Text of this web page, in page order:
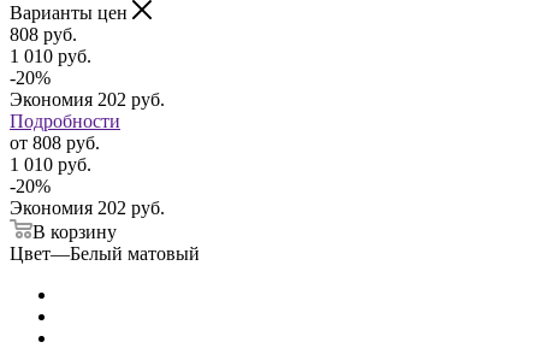
Варианты цен
808 руб.
1 010 руб.
-20%
Экономия 202 руб.
Подробности
от 808 руб.
1 010 руб.
-20%
Экономия 202 руб.
В корзину
Цвет—Белый матовый